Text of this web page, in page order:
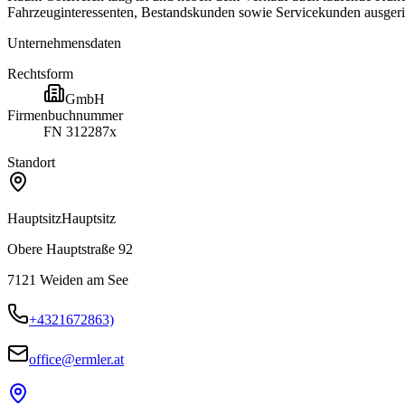
Fahrzeuginteressenten, Bestandskunden sowie Servicekunden
Unternehmensdaten
Rechtsform
GmbH
Firmenbuchnummer
FN 312287x
Standort
HauptsitzHauptsitz
Obere Hauptstraße 92
7121 Weiden am See
+4321672863)
office@ermler.at